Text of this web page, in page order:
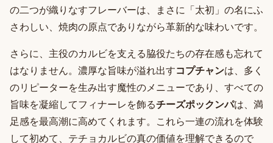
の二つが織りなすフレーバーは、まさに「太初」の名にふ
さわしい、焼肉の原点でありながら革新的な味わいです。
さらに、主役のカルビを支える脇役たちの存在感も忘れて
はなりません。濃厚な旨味が溢れ出すコプチャンは、多く
のリピーターを生み出す魔性のメニューであり、すべての
旨味を凝縮してフィナーレを飾るチーズポックンパは、満
足感を最高潮に高めてくれます。これら一連の流れを体験
して初めて、テチョカルビの真の価値を理解できるので